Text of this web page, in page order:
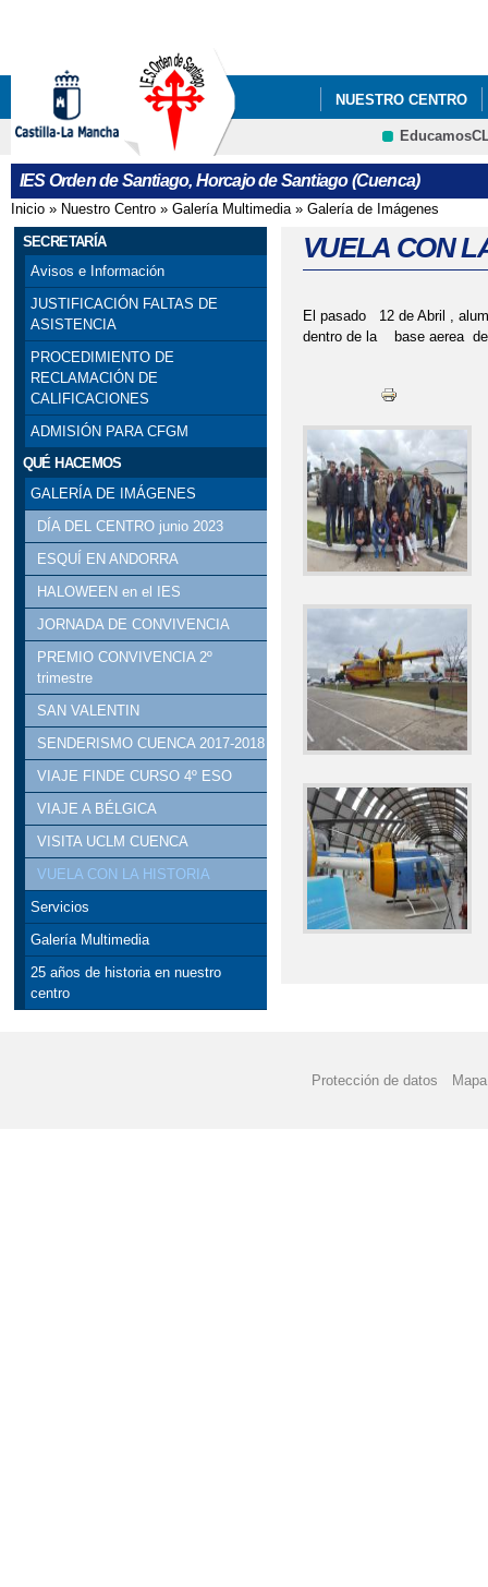
NUESTRO CENTRO
INFÓRMATE
BANDA DE MÚSICA
CRFP
IES Orden de Santiago, Horcajo de Santiago (Cuenca)
Se encuentra usted aquí
Inicio » Nuestro Centro » Galería Multimedia» Galería de Imágenes
SECRETARÍA
Avisos e Información
JUSTIFICACIÓN FALTAS DE
ASISTENCIA
PROCEDIMIENTO DE
RECLAMACIÓN DE
CALIFICACIONES
ADMISIÓN PARA CFGM
QUÉ HACEMOS
GALERÍA DE IMÁGENES
DÍA DEL CENTRO junio 2023
ESQUÍ EN ANDORRA
HALOWEEN en el IES
JORNADA DE CONVIVENCIA
PREMIO CONVIVENCIA 2º
trimestre
SAN VALENTIN
SENDERISMO CUENCA 2017-2018
VIAJE FINDE CURSO 4º ESO
VIAJE A BÉLGICA
VISITA UCLM CUENCA
VUELA CON LA HISTORIA
Servicios
Galería Multimedia
25 años de historia en nuestro
centro
VUELA CON
El pasado 12 de Abril ,
dentro de la base aerea
Protección de datos